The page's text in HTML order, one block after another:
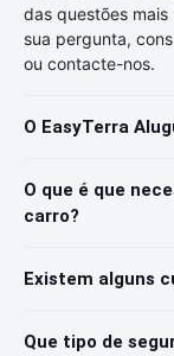
das questões
sua pergunta,
ou contacte-nos.
O EasyTerra
O que é que
carro?
Existem alguns
Que tipo de